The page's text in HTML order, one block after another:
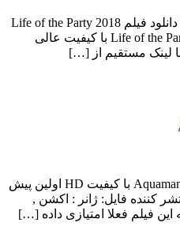
دانلود فیلم Life of the Party 2018 دانلود فیلم Life of the Party 2018
لینک مستقیم دانلود فیلم Life of the Party 2018 با کیفیت عالی
دانلود فیلم Aquaman 2018 Aquaman 2018 با کیفیت HD اولین پیش
کننده فایل: ژانر : اکشن ,
فیلم فعلا امتیازی داده […]